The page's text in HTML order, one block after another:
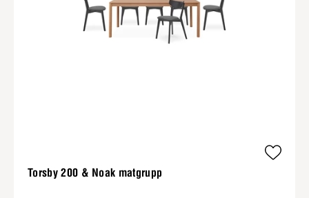
Torsby 200 & Noak matgrupp